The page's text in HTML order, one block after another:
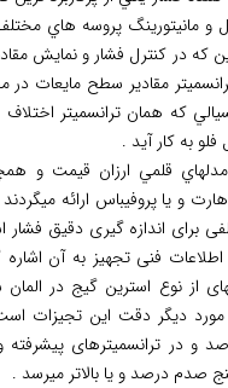
و مانيتورينگ پروسه هاي
كه در كنترل فشار و نمايش
مقادیر سطح مايعات
كه همان ترانسميتر اختلاف
فلو به كار آید .
قلمي ارزان قيمت و
و یا پروفیباس ارائه ميگردند
برای اندازه گیری دقیق فشار
فنی تجهیز به آن
از نوع استرین گیج در المان
مورد دیگر دقت این تجیزات
و در ترانسمیترهای پیشرفته
صدم درصد و یا بالاتر میرسد .